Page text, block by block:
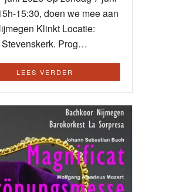
15:30, doen we mee aan
Klinkt Locatie:
Stevenskerk. Prog…
LEES VERDER